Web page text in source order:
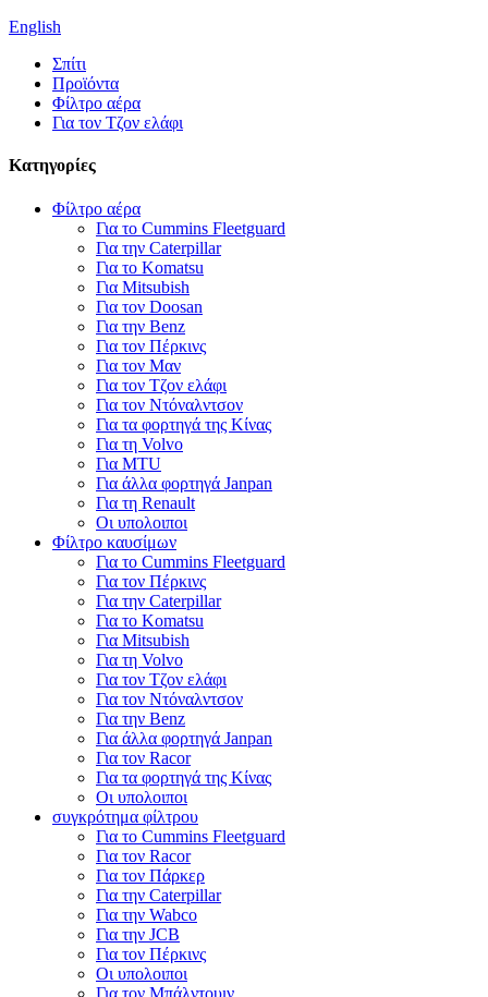
English
Σπίτι
Προϊόντα
Φίλτρο αέρα
Για τον Τζον ελάφι
Κατηγορίες
Φίλτρο αέρα
Για το Cummins Fleetguard
Για την Caterpillar
Για το Komatsu
Για Mitsubish
Για τον Doosan
Για την Benz
Για τον Πέρκινς
Για τον Μαν
Για τον Τζον ελάφι
Για τον Ντόναλντσον
Για τα φορτηγά της Κίνας
Για τη Volvo
Για MTU
Για άλλα φορτηγά Janpan
Για τη Renault
Οι υπολοιποι
Φίλτρο καυσίμων
Για το Cummins Fleetguard
Για τον Πέρκινς
Για την Caterpillar
Για το Komatsu
Για Mitsubish
Για τη Volvo
Για τον Τζον ελάφι
Για τον Ντόναλντσον
Για την Benz
Για άλλα φορτηγά Janpan
Για τον Racor
Για τα φορτηγά της Κίνας
Οι υπολοιποι
συγκρότημα φίλτρου
Για το Cummins Fleetguard
Για τον Racor
Για τον Πάρκερ
Για την Caterpillar
Για την Wabco
Για την JCB
Για τον Πέρκινς
Οι υπολοιποι
Για τον Μπάλντουιν